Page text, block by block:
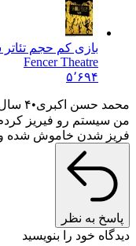
بازی کم حجم
Fencer Theatre
۵٬۶۹۴
محمد حسن اکبری ۴ سال پیش
من سیستم رو فیریز
فریز شدن خاموش شده و
پاسخ به نظر
دیدگاه خود را بنویسید